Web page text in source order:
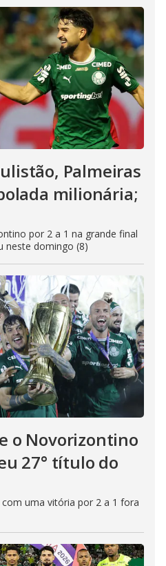
Palmeiras
milionária;
por 2 a 1 na grande final
neste domingo (8)
o Novorizontino
27° título do
uma vitória por 2 a 1 fora